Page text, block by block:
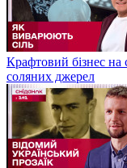
Крафтовий бізнес на
соляних джерел